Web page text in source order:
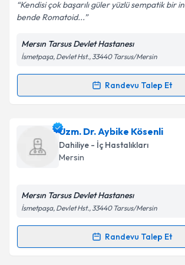
Kişisel verilerimin işlenmesine ilişkin
Metni'ni okudum ve kişisel
kapsamda işlenmesini kabul
Kendisi çok başarılı güler yüzlü sempatik bir
bende Romatoid...
Mersın Tarsus Devlet Hastanesı
İsmetpaşa, Devlet Hst., 33440 Tarsus/Mersin
Randevu Talep Et
Randevu Takvimi Talebi
Uzm. Dr. Timur Koçak için randevu
oluşturun. Size bu uzmandan randevu
takvim hazırlandığında e-posta ile
Kişisel verilerimin işlenmesine ilişkin
Metni'ni okudum ve kişisel
Uzm. Dr. Aybike Kösenli
Dahiliye - İç Hastalıkları
Mersin
Mersın Tarsus Devlet Hastanesı
İsmetpaşa, Devlet Hst., 33440 Tarsus/Mersin
Randevu Talep Et
Randevu Takvimi Talebi